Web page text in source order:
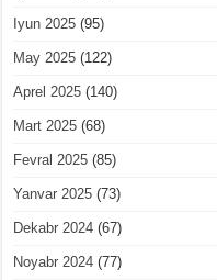
Iyun 2025 (95)
May 2025 (122)
Aprel 2025 (140)
Mart 2025 (68)
Fevral 2025 (85)
Yanvar 2025 (73)
Dekabr 2024 (67)
Noyabr 2024 (77)